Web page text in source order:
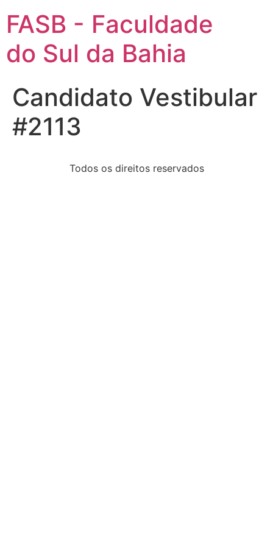
FASB - Faculdade
do Sul da Bahia
Candidato Vestibular
#2113
Todos os direitos reservados